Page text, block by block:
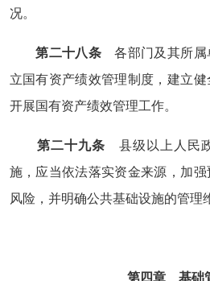
况。
第二十八条 各部门及其所属
立国有资产绩效管理制度，建立
开展国有资产绩效管理工作。
第二十九条 县级以上人民
施，应当依法落实资金来源，加
风险，并明确公共基础设施的管理
第四章 基础